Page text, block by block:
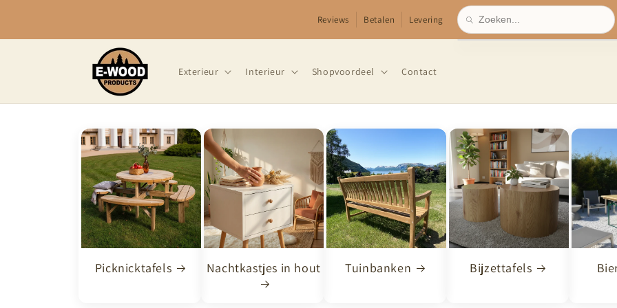
Reviews Betalen Levering
Exterieur Interieur Shopvoordeel Contact
Picknicktafels Nachtkastjes in hout Tuinbanken Bijzettafels